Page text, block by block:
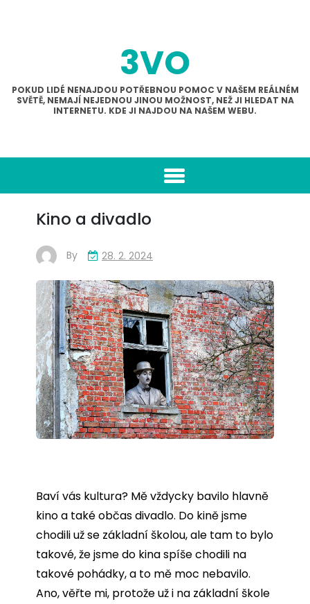
3VO
POKUD LIDÉ NENAJDOU POTŘEBNOU POMOC V NAŠEM REÁLNÉM
SVĚTĚ, NEMAJÍ NEJEDNOU JINOU MOŽNOST, NEŽ JI HLEDAT NA
INTERNETU. KDE JI NAJDOU NA NAŠEM WEBU.
Kino a divadlo
By 28. 2. 2024
Baví vás kultura? Mě vždycky bavilo hlavně
kino a také občas divadlo. Do kině jsme
chodili už se základní školou, ale tam to bylo
takové, že jsme do kina spíše chodili na
takové pohádky, a to mě moc nebavilo.
Ano, věřte mi, protože už i na základní škole